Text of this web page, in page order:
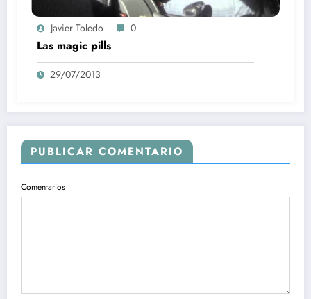
Javier Toledo 0
Las magic pills
29/07/2013
PUBLICAR COMENTARIO
Comentarios